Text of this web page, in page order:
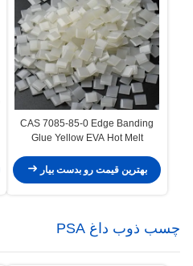
CAS 7085-85-0 Edge Banding
Glue Yellow EVA Hot Melt
بهترین قیمت رو بدست بیار
چسب ذوب داغ PSA